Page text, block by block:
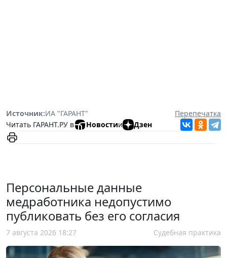
Источник:ИА "ГАРАНТ"
Перепечатка
Читать ГАРАНТ.РУ в
Новостии Дзен
Персональные данные
медработника недопустимо
публиковать без его согласия
7 августа 2026 18:27 Судебная практика